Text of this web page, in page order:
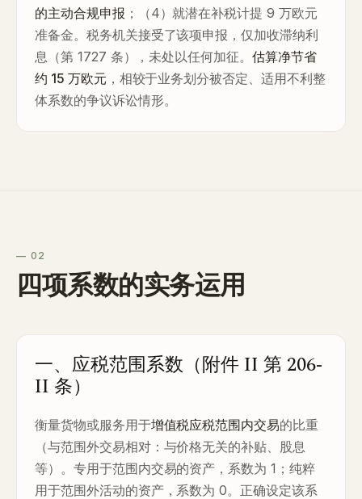
的主动合规申报 ；（4）就潜在补税计提 9 万欧元
准备金。税务机关接受了该项申报，仅加收滞纳利
息（第 1727 条），未处以任何加征。估算净节省
约 15 万欧元 ，相较于业务划分被否定、适用不利整
体系数的争议诉讼情形。
— 02
四项系数的实务运用
一、应税范围系数（附件 II 第 206-
II 条）
衡量货物或服务用于增值税应税范围内交易的比重
（与范围外交易相对：与价格无关的补贴、股息
等）。专用于范围内交易的资产，系数为 1；纯粹
用于范围外活动的资产，系数为 0。正确设定该系